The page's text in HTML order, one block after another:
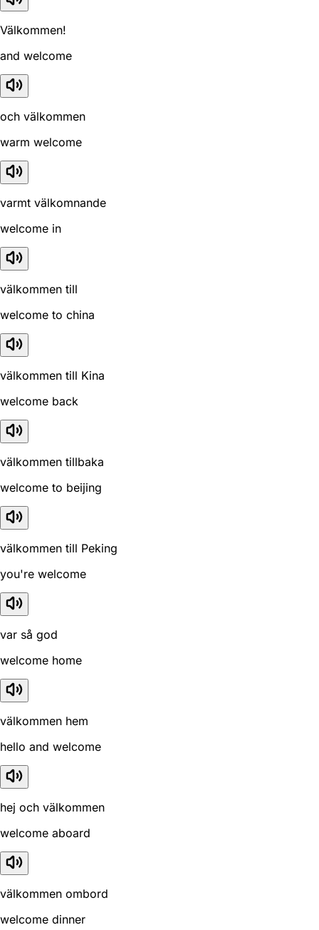
Välkommen!
and welcome
och välkommen
warm welcome
varmt välkomnande
welcome in
välkommen till
welcome to china
välkommen till Kina
welcome back
välkommen tillbaka
welcome to beijing
välkommen till Peking
you're welcome
var så god
welcome home
välkommen hem
hello and welcome
hej och välkommen
welcome aboard
välkommen ombord
welcome dinner